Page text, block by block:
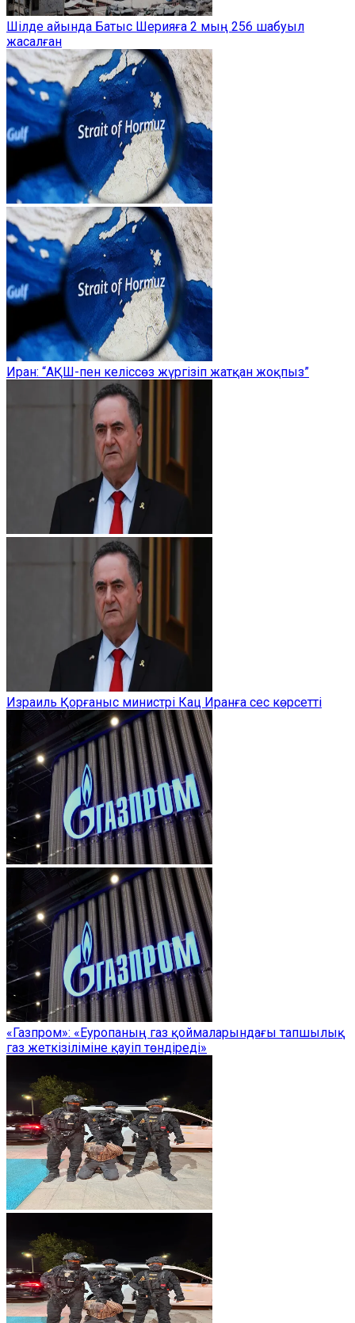
Шілде айында Батыс Шерияға 2 мың 256 шабуыл
жасалған
Иран: “АҚШ-пен келіссөз жүргізіп жатқан жоқпыз”
Израиль Қорғаныс министрі Кац Иранға сес көрсетті
«Газпром»: «Еуропаның газ қоймаларындағы тапшылық
газ жеткізіліміне қауіп төндіреді»